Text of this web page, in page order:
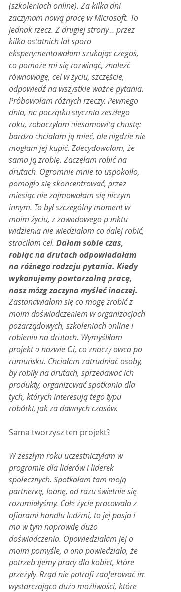
(szkoleniach online). Za kilka dni
zaczynam nową pracę w Microsoft. To
jednak rzecz. Z drugiej strony… przez
kilka ostatnich lat sporo
eksperymentowałam szukając czegoś,
co pomoże mi się rozwinąć, znaleźć
równowagę, cel w życiu, szczęście,
odpowiedź na wszystkie ważne pytania.
Próbowałam różnych rzeczy. Pewnego
dnia, na początku stycznia zeszłego
roku, zobaczyłam niesamowitą chustę:
bardzo chciałam ją mieć, ale nigdzie nie
mogłam jej kupić. Zdecydowałam, że
sama ją zrobię. Zaczęłam robić na
drutach. Ogromnie mnie to uspokoiło,
pomogło się skoncentrować, przez
miesiąc nie zajmowałam się niczym
innym. To był szczególny moment w
moim życiu, z zawodowego punktu
widzienia nie wiedziałam co dalej robić,
straciłam cel. Dałam sobie czas,
robiąc na drutach odpowiadałam
na różnego rodzaju pytania. Kiedy
wykonujemy powtarzalną pracę,
nasz mózg zaczyna myśleć inaczej.
Zastanawiałam się co mogę zrobić z
moim doświadczeniem w organizacjach
pozarządowych, szkoleniach online i
robieniu na drutach. Wymyśliłam
projekt o nazwie Oi, co znaczy owca po
rumuńsku. Chciałam zatrudniać osoby,
by robiły na drutach, sprzedawać ich
produkty, organizować spotkania dla
tych, których interesują tego typu
robótki, jak za dawnych czasów.
Sama tworzysz ten projekt?
W zeszłym roku uczestniczyłam w
programie dla liderów i liderek
społecznych. Spotkałam tam moją
partnerkę, Ioanę, od razu świetnie się
rozumiałyśmy. Całe życie pracowała z
ofiarami handlu ludźmi, to jej pasja i
ma w tym naprawdę dużo
doświadczenia. Opowiedziałam jej o
moim pomyśle, a ona powiedziała, że
potrzebujemy pracy dla kobiet, które
przeżyły. Rząd nie potrafi zaoferować im
wystarczająco dużo możliwości, które